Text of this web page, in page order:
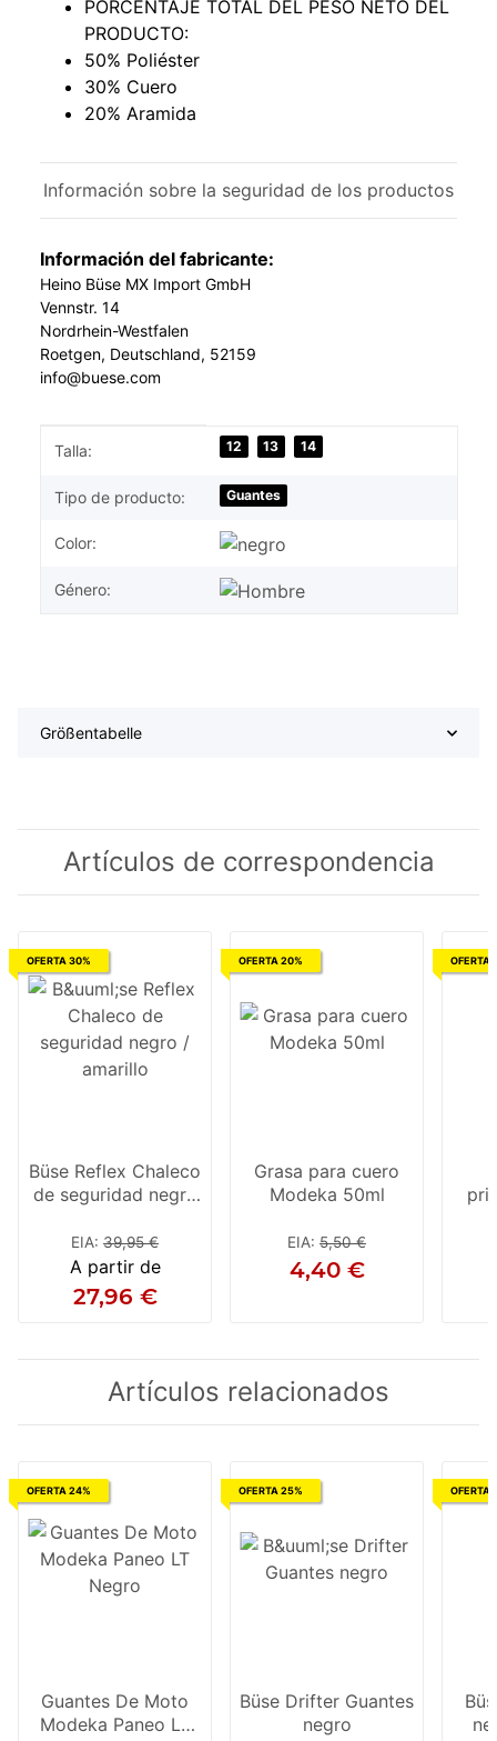
PORCENTAJE TOTAL DEL PESO NETO DEL
PRODUCTO:
50% Poliéster
30% Cuero
20% Aramida
Información sobre la seguridad de los productos
Información del fabricante:
Heino Büse MX Import GmbH
Vennstr. 14
Nordrhein-Westfalen
Roetgen, Deutschland, 52159
info@buese.com
#productDetails.itemInformation#
#productDetails.itemValue#
Talla: 12 13 14
Tipo de producto: Guantes
Color:
Género:
Größentabelle
Artículos de correspondencia
OFERTA 30%
Büse Reflex Chaleco
de seguridad negro
EIA: 39,95 €
A partir de
27,96 €
OFERTA 20%
Grasa para cuero
Modeka 50ml
EIA: 5,50 €
4,40 €
OFERTA
Artículos relacionados
OFERTA 24%
Guantes De Moto
Modeka Paneo LT
OFERTA 25%
Büse Drifter Guantes
negro
OFERTA